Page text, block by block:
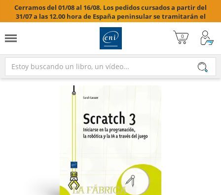
Cerramos del 01/08 al 16/08. Los pedidos cursados a partir del
31/07 a las 12.00 hora de España peninsular se tramitarán el
17/08/2026.
